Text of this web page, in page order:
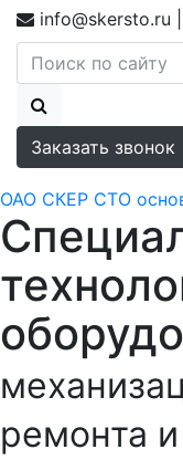
info@skersto.ru
Заказать звонок
ОАО СКЕР СТО
ремонта